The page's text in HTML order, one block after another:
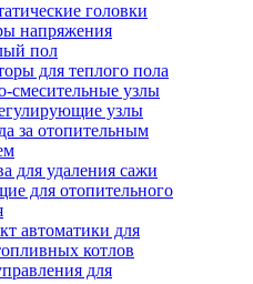
головки
напряжения
пол
для теплого пола
смесительные узлы
узлы
за отопительным
для удаления сажи
для отопительного
автоматики для
котлов
для